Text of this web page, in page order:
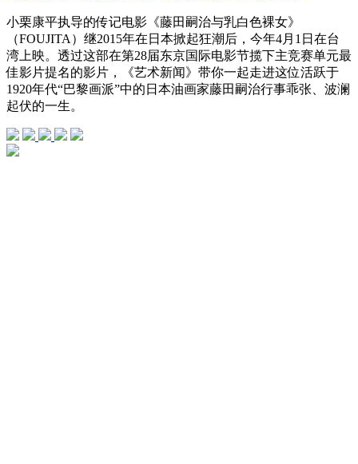
小栗康平执导的传记电影《藤田嗣治与乳白色裸女》
（FOUJITA）继2015年在日本掀起狂潮后，今年4月1日在台
湾上映。透过这部在第28届东京国际电影节揽下主竞赛单元最
佳影片提名的影片，《艺术新闻》带你一起走进这位活跃于
1920年代“巴黎画派”中的日本油画家藤田嗣治行事乖张、波澜
起伏的一生。